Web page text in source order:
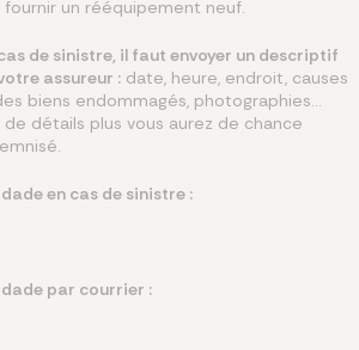
un rééquipement neuf.
de sinistre, il faut envoyer un descriptif
assureur : date, heure, endroit, causes
biens endommagés, photographies...
détails plus vous aurez de chance
en cas de sinistre :
par courrier :